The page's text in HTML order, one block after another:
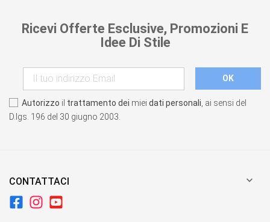
Ricevi Offerte Esclusive, Promozioni E
Idee Di Stile
Autorizzo il trattamento dei miei dati personali , ai sensi del
D.lgs. 196 del 30 giugno 2003.
CONTATTACI 